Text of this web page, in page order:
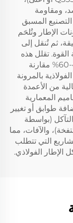
ومقاومة
المسبق
الإطار وتُلحَم
ثم تُنقل إلى
تقلل هذه
الطريقة من وقت البناء في الموقع بنسبة 40-60% مقارنة
بالمرونة
من الأعمدة
التصاميم المعمارية
طوابق أو تغيير
(بواسطة
والآفات، مما
على 50 عامًا. وللمشاريع التي تتطلب
الإطار الفولاذي.